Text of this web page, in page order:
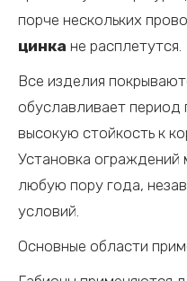
порче нескольких
цинка не расплетутся.
Все изделия
обуславливает период
высокую стойкость к
Установка
любую пору года,
условий.
Основные области